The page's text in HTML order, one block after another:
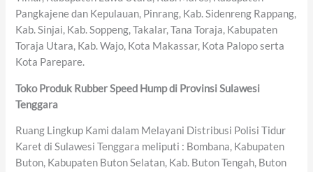
Pangkajene dan Kepulauan, Pinrang, Kab. Sidenreng Rappang,
Kab. Sinjai, Kab. Soppeng, Takalar, Tana Toraja, Kabupaten
Toraja Utara, Kab. Wajo, Kota Makassar, Kota Palopo serta
Kota Parepare.
Toko Produk Rubber Speed Hump di Provinsi Sulawesi
Tenggara
Ruang Lingkup Kami dalam Melayani Distribusi Polisi Tidur
Karet di Sulawesi Tenggara meliputi : Bombana, Kabupaten
Buton, Kabupaten Buton Selatan, Kab. Buton Tengah, Buton